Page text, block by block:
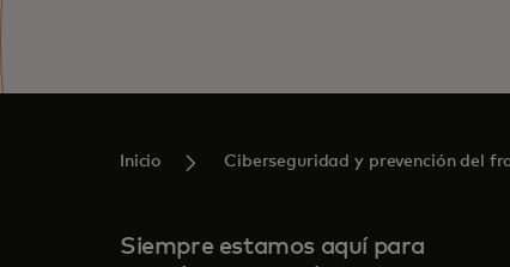
Inicio Ciberseguridad y prevención del
Siempre estamos aquí para